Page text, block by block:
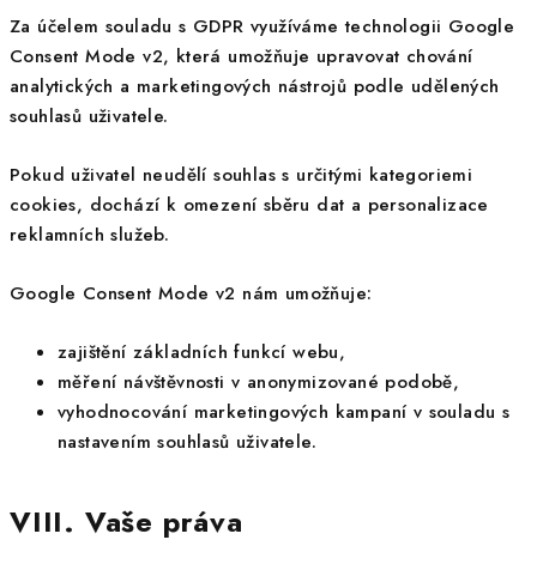
Za účelem souladu s GDPR využíváme technologii Google
Consent Mode v2, která umožňuje upravovat chování
analytických a marketingových nástrojů podle udělených
souhlasů uživatele.
Pokud uživatel neudělí souhlas s určitými kategoriemi
cookies, dochází k omezení sběru dat a personalizace
reklamních služeb.
Google Consent Mode v2 nám umožňuje:
zajištění základních funkcí webu,
měření návštěvnosti v anonymizované podobě,
vyhodnocování marketingových kampaní v souladu s
nastavením souhlasů uživatele.
VIII. Vaše práva